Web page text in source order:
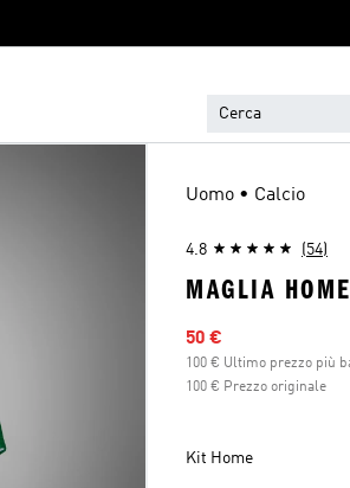
Uomo • Calcio
4.8 (54)
MAGLIA
Prezzo scontato
50 €
100 € Ultimo prezzo più
100 € Prezzo originale
Kit Home